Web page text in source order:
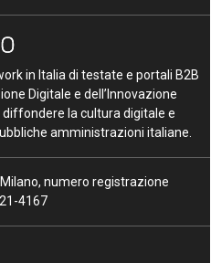
in Italia di testate e portali B2B
Digitale e dell’Innovazione
la cultura digitale e
amministrazioni italiane.
numero registrazione
4167